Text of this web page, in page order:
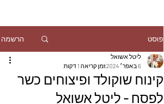
פוסט הרשמה
קינוח שוקולד ופיצוחים כשר
לפסח - ליטל אשואל
ליטל אשואל
6 באפר׳ 2024
זמן קריאה 1 דקות